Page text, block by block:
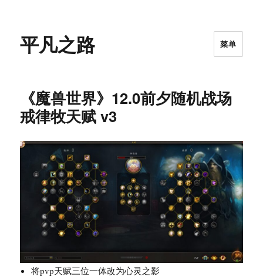
平凡之路 菜单
《魔兽世界》12.0前夕随机战场
戒律牧天赋 v3
将pvp天赋三位一体改为心灵之影